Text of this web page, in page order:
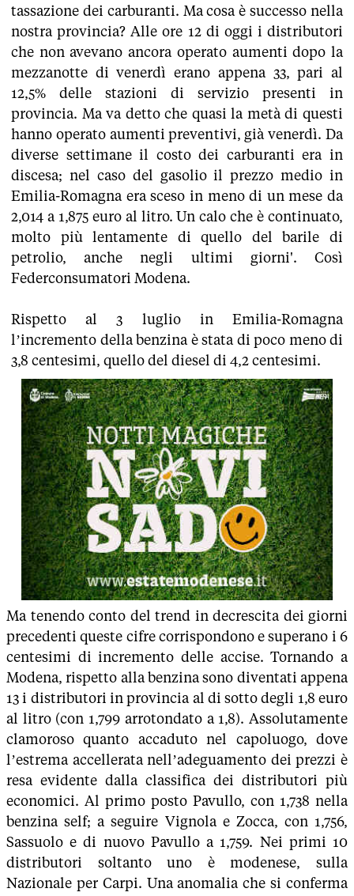
tassazione dei carburanti. Ma cosa è successo nella
nostra provincia? Alle ore 12 di oggi i distributori
che non avevano ancora operato aumenti dopo la
mezzanotte di venerdì erano appena 33, pari al
12,5% delle stazioni di servizio presenti in
provincia. Ma va detto che quasi la metà di questi
hanno operato aumenti preventivi, già venerdì. Da
diverse settimane il costo dei carburanti era in
discesa; nel caso del gasolio il prezzo medio in
Emilia-Romagna era sceso in meno di un mese da
2,014 a 1,875 euro al litro. Un calo che è continuato,
molto più lentamente di quello del barile di
petrolio, anche negli ultimi giorni'. Così
Federconsumatori Modena.
Rispetto al 3 luglio in Emilia-Romagna
l’incremento della benzina è stata di poco meno di
3,8 centesimi, quello del diesel di 4,2 centesimi.
Ma tenendo conto del trend in decrescita dei giorni
precedenti queste cifre corrispondono e superano i 6
centesimi di incremento delle accise. Tornando a
Modena, rispetto alla benzina sono diventati appena
13 i distributori in provincia al di sotto degli 1,8 euro
al litro (con 1,799 arrotondato a 1,8). Assolutamente
clamoroso quanto accaduto nel capoluogo, dove
l’estrema accellerata nell’adeguamento dei prezzi è
resa evidente dalla classifica dei distributori più
economici. Al primo posto Pavullo, con 1,738 nella
benzina self; a seguire Vignola e Zocca, con 1,756,
Sassuolo e di nuovo Pavullo a 1,759. Nei primi 10
distributori soltanto uno è modenese, sulla
Nazionale per Carpi. Una anomalia che si conferma